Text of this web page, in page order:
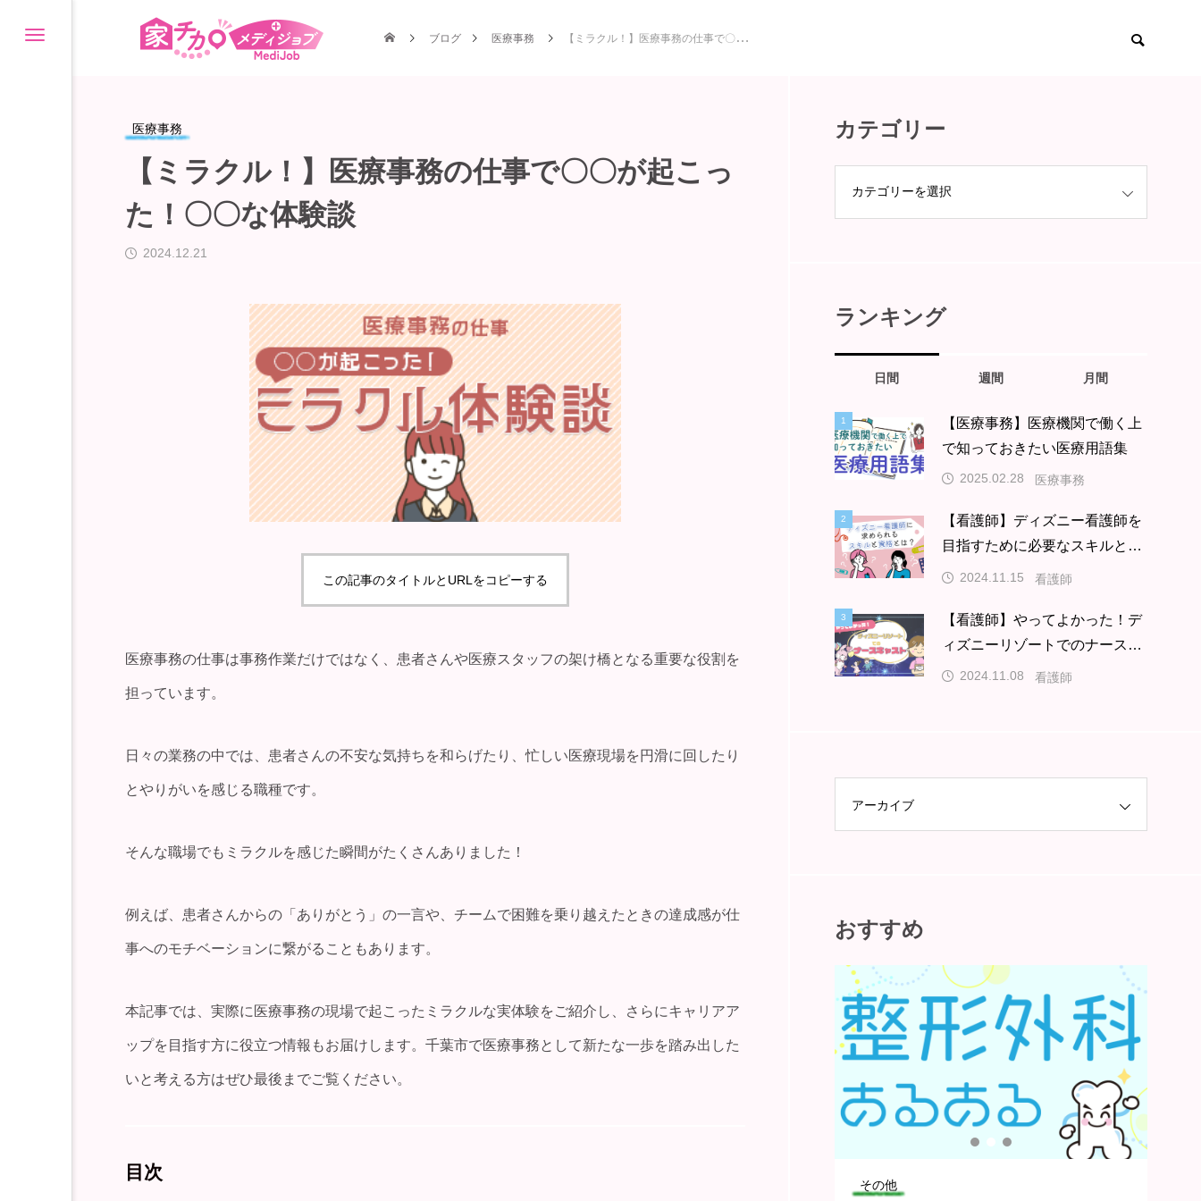
ブログ 医療事務 【ミラクル！】医療事務の仕事で〇〇が起こった！〇〇な体験談
医療事務
【ミラクル！】医療事務の仕事で〇〇が起こっ
た！〇〇な体験談
2024.12.21
この記事のタイトルとURLをコピーする
医療事務の仕事は事務作業だけではなく、患者さんや医療スタッフの架け橋となる重要な役割を
担っています。
日々の業務の中では、患者さんの不安な気持ちを和らげたり、忙しい医療現場を円滑に回したり
とやりがいを感じる職種です。
そんな職場でもミラクルを感じた瞬間がたくさんありました！
例えば、患者さんからの「ありがとう」の一言や、チームで困難を乗り越えたときの達成感が仕
事へのモチベーションに繋がることもあります。
本記事では、実際に医療事務の現場で起こったミラクルな実体験をご紹介し、さらにキャリアア
ップを目指す方に役立つ情報もお届けします。千葉市で医療事務として新たな一歩を踏み出した
いと考える方はぜひ最後までご覧ください。
目次
カテゴリー
ランキング
日間 週間 月間
1
【医療事務】医療機関で働く上
で知っておきたい医療用語集
2025.02.28 医療事務
2
【看護師】ディズニー看護師を
目指すために必要なスキルと資
格とは2024.11.15 看護師
3
【看護師】やってよかった！デ
ィズニーリゾートでのナースキ
ャスト
2024.11.08 看護師
アーカイブ
おすすめ
その他